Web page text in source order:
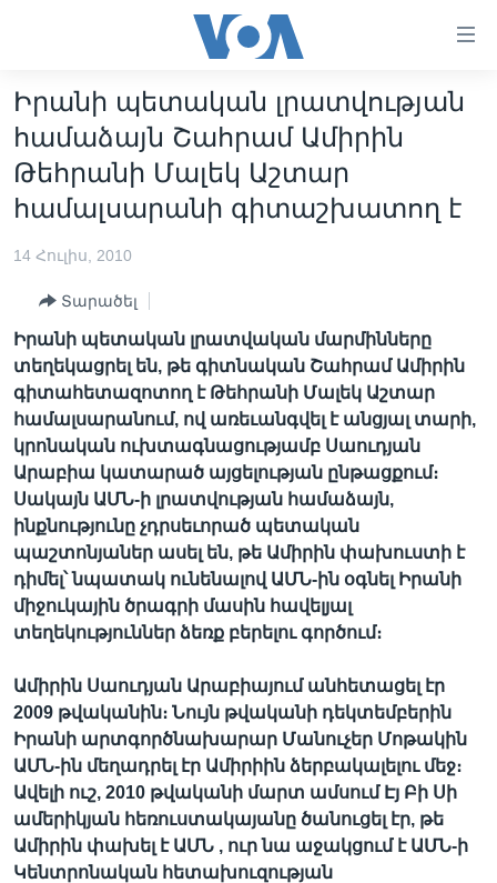
հիմնական
բովանդակությանը
անցնել
հիմնական
բովանդակությանը
բովանդակություն
ԳԼԽԱՎՈՐ ԷՋ
ՍՓՅՈՒՌՔ
IN ENGLISH
ՄԵՐ ՄԱՍԻՆ
ՄԵՐ ՄԱՍԻՆ
«ԱՄԵՐԻԿԱՅԻ ՁԱՅՆ»-Ի ԿԱՆՈՆԱԴՐՈՒԹՅՈՒՆ
ԿԱՊ ՄԵԶ ՀԵՏ
ՈՒԿՐԱԻՆԱԿԱՆ ՊԱՏԵՐԱԶՄ
Learning English
ՀԵՏԵՒԵՔ ՄԵԶ
Լեզուներ
Իրանի պետական լրատվության
համաձայն Շահրամ Ամիրին
Թեհրանի Մալեկ Աշտար
համալսարանի գիտաշխատող է
14 Հուլիս, 2010
Տարածել
Իրանի պետական լրատվական մարմինները
տեղեկացրել են, թե գիտնական Շահրամ Ամիրին
գիտահետազոտող է Թեհրանի Մալեկ Աշտար
համալսարանում, ով առեւանգվել է անցյալ տարի,
կրոնական ուխտագնացությամբ Սաուդյան
Արաբիա կատարած այցելության ընթացքում։
Սակայն ԱՄՆ-ի լրատվության համաձայն,
ինքնությունը չդրսեւորած պետական
պաշտոնյաներ ասել են, թե Ամիրին փախուստի է
դիմել՝ նպատակ ունենալով ԱՄՆ-ին օգնել Իրանի
միջուկային ծրագրի մասին հավելյալ
տեղեկություններ ձեռք բերելու գործում։
Ամիրին Սաուդյան Արաբիայում անհետացել էր
2009 թվականին։ Նույն թվականի դեկտեմբերին
Իրանի արտգործնախարար Մանուչեր Մոթակին
ԱՄՆ-ին մեղադրել էր Ամիրիին ձերբակալելու մեջ։
Ավելի ուշ, 2010 թվականի մարտ ամսում Էյ Բի Սի
ամերիկյան հեռուստակայանը ծանուցել էր, թե
Ամիրին փախել է ԱՄՆ , ուր նա աջակցում է ԱՄՆ-ի
Կենտրոնական հետախուզության